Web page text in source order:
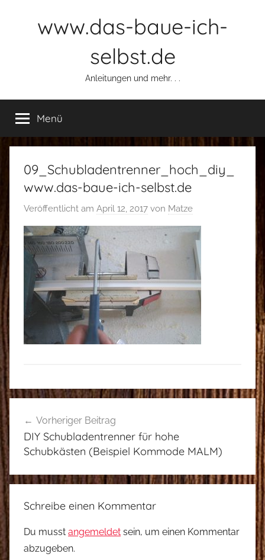
www.das-baue-ich-
selbst.de
Anleitungen und mehr. . .
Menü
09_Schubladentrenner_hoch_diy_
www.das-baue-ich-selbst.de
Veröffentlicht am April 12, 2017 von Matze
Beitragsnavigation
Vorheriger Beitrag
DIY Schubladentrenner für hohe
Schubkästen (Beispiel Kommode MALM)
Schreibe einen Kommentar
Du musst angemeldet sein, um einen Kommentar
abzugeben.